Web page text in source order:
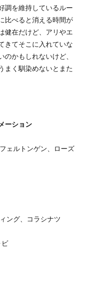
調を維持しているルー
比べると消える時間が
健在だけど、アリやエ
きてそこに入れていな
かもしれないけど、
まく馴染めないとまた
ーション
ェルトンゲン、ローズ
ング、コラシナツ